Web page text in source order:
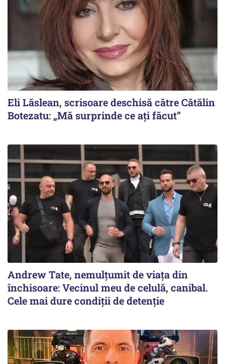
Eli Lăslean, scrisoare deschisă către Cătălin
Botezatu: „Mă surprinde ce ați făcut”
Andrew Tate, nemulțumit de viața din
închisoare: Vecinul meu de celulă, canibal.
Cele mai dure condiții de detenție